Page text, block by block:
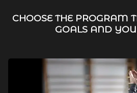
CHOOSE THE PROGRAM
GOALS AND